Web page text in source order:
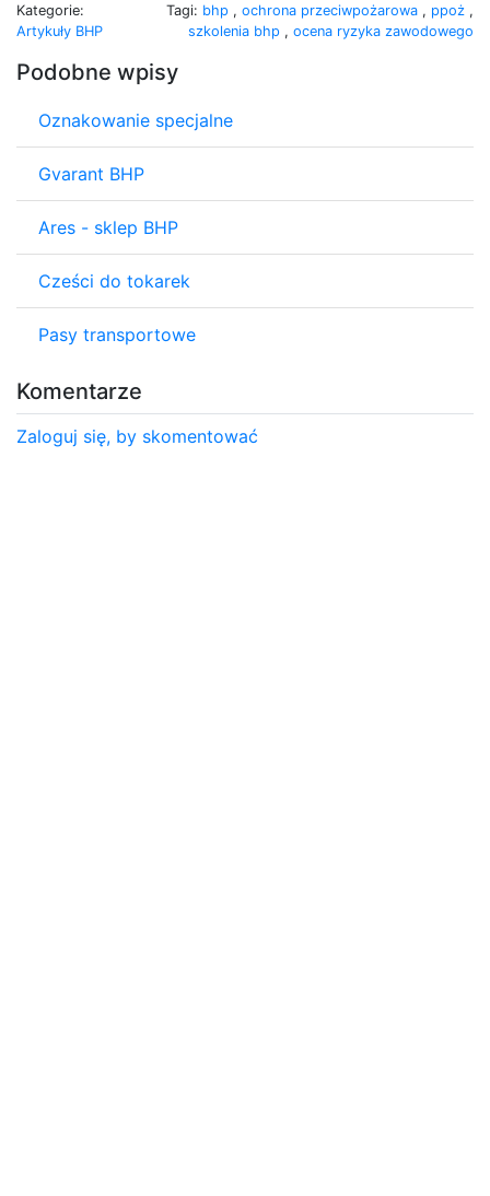
Kategorie:
Artykuły BHP
Tagi: bhp , ochrona przeciwpożarowa , ppoż ,
szkolenia bhp , ocena ryzyka zawodowego
Podobne wpisy
Oznakowanie specjalne
Gvarant BHP
Ares - sklep BHP
Cześci do tokarek
Pasy transportowe
Komentarze
Zaloguj się, by skomentować